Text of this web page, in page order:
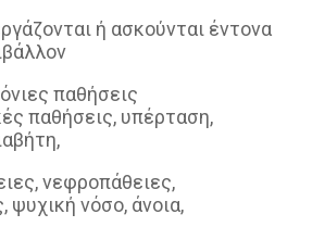
ή ασκούνται έντονα
παθήσεις
παθήσεις, υπέρταση,
νεφροπάθειες,
ψυχική νόσο, άνοια,